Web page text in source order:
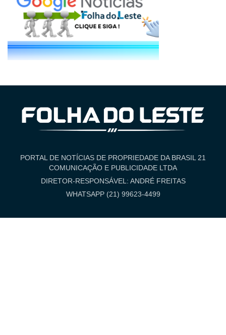
PORTAL DE NOTÍCIAS DE PROPRIEDADE DA BRASIL 21
COMUNICAÇÃO E PUBLICIDADE LTDA
DIRETOR-RESPONSÁVEL: ANDRÉ FREITAS
WHATSAPP (21) 99623-4499